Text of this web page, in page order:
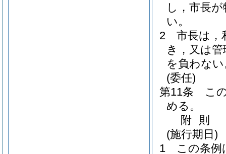
し，市長
い。
2
市長は，
き，又は
を負わな
(委任)
第11条
こ
める。
附 則
(施行期日)
1
この条例